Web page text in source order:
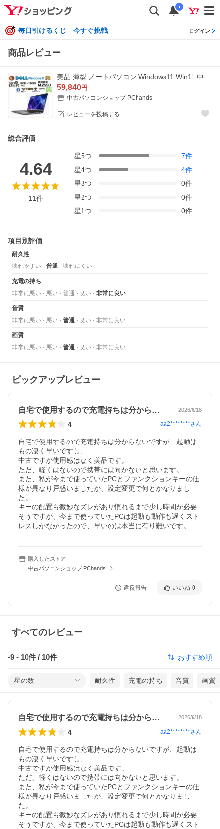
i
毎日引けるくじ 今すぐ挑戦 ログイン
商品レビュー
59,840円
中古パソコンショップ PChands
レビューを投稿する
総合評価
4.64
11件
星5つ 7件
星4つ 4件
星3つ 0件
星2つ 0件
星1つ 0件
項目別評価
耐久性
壊れやすい
普通 壊れにくい
充電の持ち
非常に悪い
悪い 普通 良い 非常に良い
音質
非常に悪い
悪い 普通 良い 非常に良い
画質
非常に悪い
悪い 普通 良い 非常に良い
ピックアップレビュー
自宅で使用するので充電持ちは分からない… 2026/6/18
4 aa2********さん
自宅で使用するので充電持ちは分からないですが、起動は
もの凄く早いですし、
中古ですが使用感はなく美品です。
ただ、軽くはないので携帯には向かないと思います。
また、私が今まで使っていたPCとファンクションキーの仕
様が異なり戸惑いましたが、設定変更で何とかなりまし
た。
キーの配置も微妙なズレがあり慣れるまで少し時間が必要
そうですが、今まで使っていたPCは起動も動作も遅くスト
レスしかなかったので、早いのは本当に有り難いです。
購入したストア
中古パソコンショップ PChands
違反報告 いいね 0
すべてのレビュー
-9 - 10件 / 10件 おすすめ順
星の数 耐久性 充電の持ち 音質 画質
自宅で使用するので充電持ちは分からない… 2026/6/18
4 aa2********さん
自宅で使用するので充電持ちは分からないですが、起動は
もの凄く早いですし、
中古ですが使用感はなく美品です。
ただ、軽くはないので携帯には向かないと思います。
また、私が今まで使っていたPCとファンクションキーの仕
様が異なり戸惑いましたが、設定変更で何とかなりまし
た。
キーの配置も微妙なズレがあり慣れるまで少し時間が必要
そうですが、今まで使っていたPCは起動も動作も遅くスト